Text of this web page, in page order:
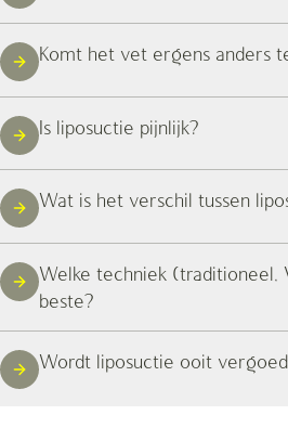
Komt het vet ergens anders
Is liposuctie pijnlijk?
Wat is het verschil tussen
Welke techniek (traditioneel,
beste?
Wordt liposuctie ooit